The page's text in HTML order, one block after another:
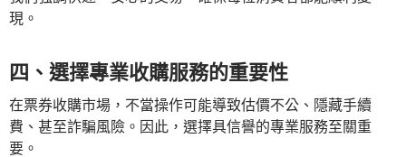
現。
四、選擇專業收購服務的重要性
在票券收購市場，不當操作可能導致估價不公、隱藏手續
費、甚至詐騙風險。因此，選擇具信譽的專業服務至關重
要。